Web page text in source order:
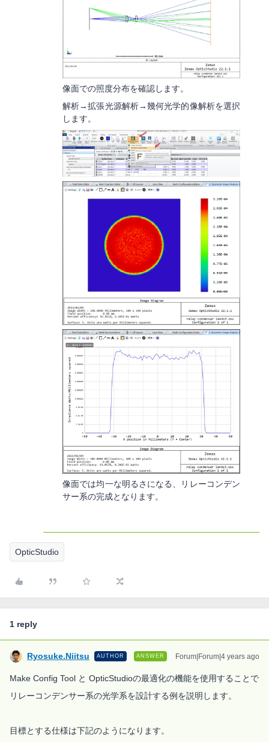
像面での照度分布を確認します。
解析→拡張光源解析→幾何光学的像解析を選択
します。
像面では均一な明るさになる、リレーコンデン
サー系の完成となります。
OpticStudio
1 reply
Ryosuke.Niitsu AUTHOR ANSWER Forum|Forum|4 years ago
Make Config Tool と OpticStudioの最適化の機能を使用することで
リレーコンデンサー系の光学系を設計する例を説明します。
目標とする仕様は下記のようになります。